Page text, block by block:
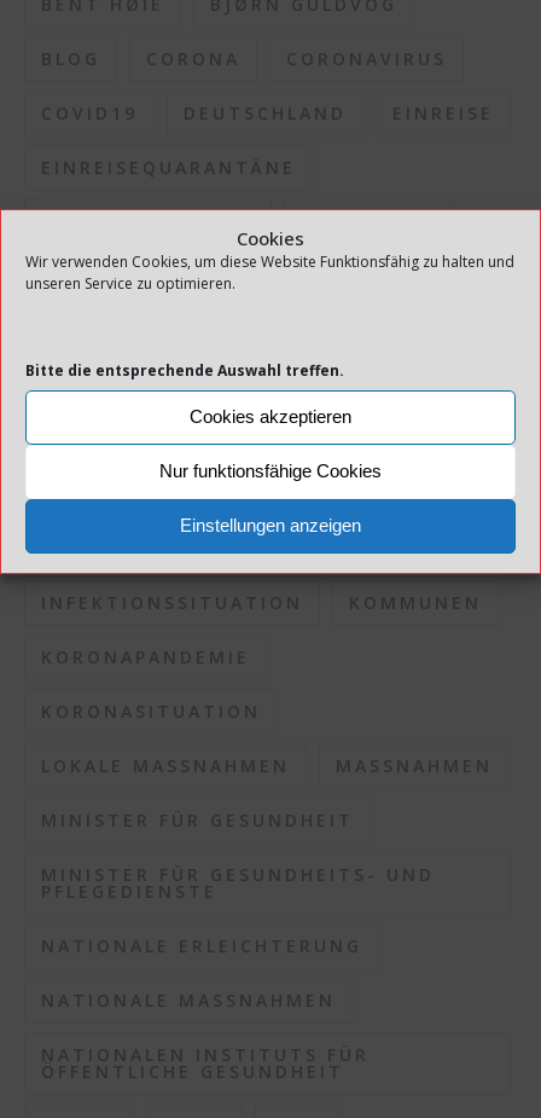
Cookies
Wir verwenden Cookies, um diese Website Funktionsfähig zu halten und
unseren Service zu optimieren.
Bitte die entsprechende Auswahl treffen.
Cookies akzeptieren
Nur funktionsfähige Cookies
Einstellungen anzeigen
BLOG CORONA CORONAVIRUS
COVID19 DEUTSCHLAND EINREISE
EINREISEQUARANTÄNE
FHI GESUNDHEITSDIREKTION
INFEKTION
INFEKTIONSDRUCK
INFEKTIONSRISIKO
INFEKTIONSSITUATION KOMMUNEN
KORONAPANDEMIE
KORONASITUATION
LOKALE MASSNAHMEN MASSNAHMEN
MINISTER FÜR GESUNDHEIT
MINISTER FÜR GESUNDHEITS- UND
PFLEGEDIENSTE
NATIONALE ERLEICHTERUNG
NATIONALE MASSNAHMEN
NATIONALEN INSTITUTS FÜR
ÖFFENTLICHE GESUNDHEIT